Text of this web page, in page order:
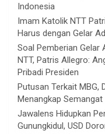
Indonesia
Imam Katolik NTT
Harus dengan Gelar
Soal Pemberian Gelar
NTT, Patris Allegro:
Pribadi Presiden
Putusan Terkait MBG,
Menangkap
Jawalens Hidupkan
Gunungkidul, USD